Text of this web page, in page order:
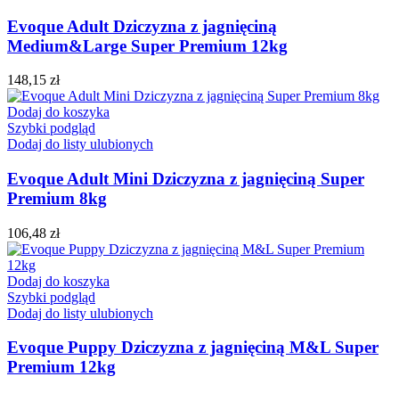
Evoque Adult Dziczyzna z jagnięciną
Medium&Large Super Premium 12kg
148,15 zł
Dodaj do koszyka
Szybki podgląd
Dodaj do listy ulubionych
Evoque Adult Mini Dziczyzna z jagnięciną Super
Premium 8kg
106,48 zł
Dodaj do koszyka
Szybki podgląd
Dodaj do listy ulubionych
Evoque Puppy Dziczyzna z jagnięciną M&L Super
Premium 12kg